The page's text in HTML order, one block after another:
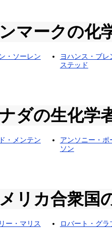
マークの化
・ソーレン
ヨハンス・ブレ
ステッド
ダの生化学
・メンテン
アンソニー・ポ
ソン
リカ合衆国
ー・マリス
ロバート・グラ